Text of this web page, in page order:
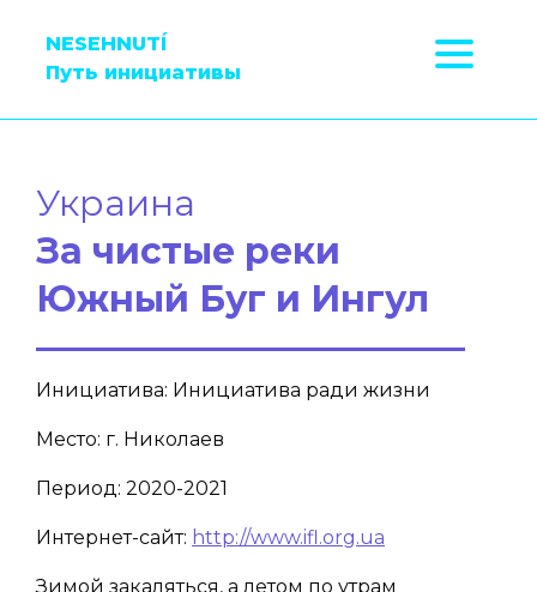
NESEHNUTÍ
Путь инициативы
Украина
За чистые реки
Южный Буг и Ингул
Инициатива: Инициатива ради жизни
Место: г. Николаев
Период: 2020-2021
Интернет-сайт: http://www.ifl.org.ua
Зимой закаляться, а летом по утрам